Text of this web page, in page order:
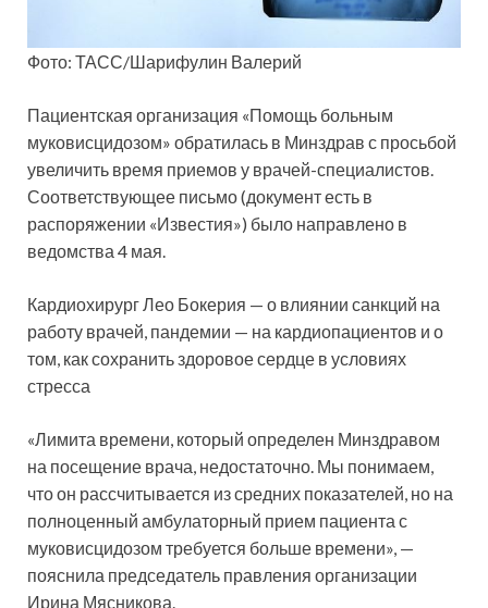
Фото: ТАСС/Шарифулин Валерий
Пациентская организация «Помощь больным
муковисцидозом» обратилась в Минздрав с просьбой
увеличить время приемов у врачей-специалистов.
Соответствующее письмо (документ есть в
распоряжении «Известия») было направлено в
ведомства 4 мая.
Кардиохирург Лео Бокерия — о влиянии санкций на
работу врачей, пандемии — на кардиопациентов и о
том, как сохранить здоровое сердце в условиях
стресса
«Лимита времени, который определен Минздравом
на посещение врача, недостаточно. Мы понимаем,
что он рассчитывается из средних показателей, но на
полноценный амбулаторный прием пациента с
муковисцидозом требуется больше времени», —
пояснила председатель правления организации
Ирина Мясникова.